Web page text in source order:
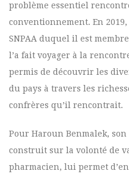
problème essentiel
conventionnement. En
SNPAA duquel il est
l’a fait voyager à la
permis de découvrir les
du pays à travers les
confrères qu’il rencontrait.
Pour Haroun Benmalek,
construit sur la volonté de
pharmacien, lui permet